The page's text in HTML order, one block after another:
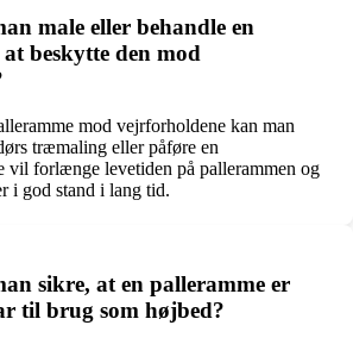
male eller behandle en
beskytte den mod
mod vejrforholdene kan man
træmaling eller påføre en
vil forlænge levetiden på pallerammen og
i god stand i lang tid.
sikre, at en palleramme er
til brug som højbed?